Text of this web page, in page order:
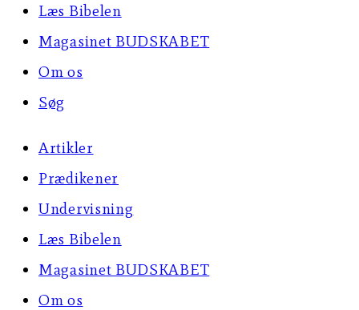
Læs Bibelen
Magasinet BUDSKABET
Om os
Søg
Artikler
Prædikener
Undervisning
Læs Bibelen
Magasinet BUDSKABET
Om os